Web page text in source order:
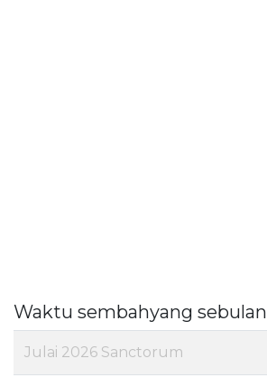
Waktu sembahyang sebulan
Julai 2026 Sanctorum